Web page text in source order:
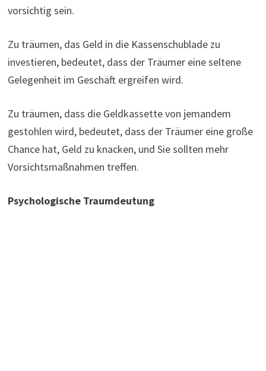
vorsichtig sein.
Zu träumen, das Geld in die Kassenschublade zu
investieren, bedeutet, dass der Träumer eine seltene
Gelegenheit im Geschäft ergreifen wird.
Zu träumen, dass die Geldkassette von jemandem
gestohlen wird, bedeutet, dass der Träumer eine große
Chance hat, Geld zu knacken, und Sie sollten mehr
Vorsichtsmaßnahmen treffen.
Psychologische Traumdeutung